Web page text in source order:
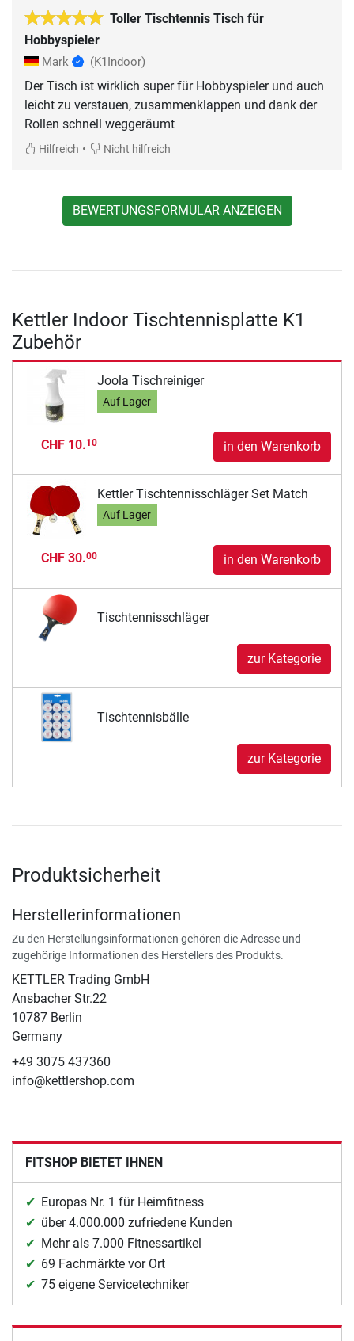
Toller Tischtennis Tisch für
Hobbyspieler
Mark (K1Indoor)
Der Tisch ist wirklich super für Hobbyspieler und auch
leicht zu verstauen, zusammenklappen und dank der
Rollen schnell weggeräumt
Hilfreich • Nicht hilfreich
BEWERTUNGSFORMULAR ANZEIGEN
Kettler Indoor Tischtennisplatte K1
Zubehör
Joola Tischreiniger
Auf Lager
CHF 10.10 in den Warenkorb
Kettler Tischtennisschläger Set Match
Auf Lager
CHF 30.00 in den Warenkorb
Tischtennisschläger
zur Kategorie
Tischtennisbälle
zur Kategorie
Produktsicherheit
Herstellerinformationen
Zu den Herstellungsinformationen gehören die Adresse und
zugehörige Informationen des Herstellers des Produkts.
KETTLER Trading GmbH
Ansbacher Str.22
10787 Berlin
Germany
+49 3075 437360
info@kettlershop.com
FITSHOP BIETET IHNEN
Europas Nr. 1 für Heimfitness
über 4.000.000 zufriedene Kunden
Mehr als 7.000 Fitnessartikel
69 Fachmärkte vor Ort
75 eigene Servicetechniker